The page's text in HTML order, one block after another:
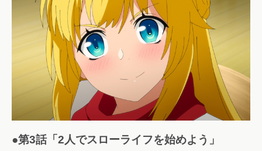
●第3話「2人でスローライフを始めよう」